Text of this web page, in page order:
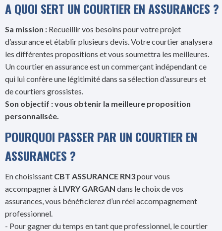
A QUOI SERT UN COURTIER EN ASSURANCES ?
Sa mission : Recueillir vos besoins pour votre projet
d’assurance et établir plusieurs devis. Votre courtier analysera
les différentes propositions et vous soumettra les meilleures.
Un courtier en assurance est un commerçant indépendant ce
qui lui confère une légitimité dans sa sélection d’assureurs et
de courtiers grossistes.
Son objectif : vous obtenir la meilleure proposition
personnalisée.
POURQUOI PASSER PAR UN COURTIER EN
ASSURANCES ?
En choisissant CBT ASSURANCE RN3pour vous
accompagner à LIVRY GARGAN dans le choix de vos
assurances, vous bénéficierez d’un réel accompagnement
professionnel.
- Pour gagner du temps en tant que professionnel, le courtier